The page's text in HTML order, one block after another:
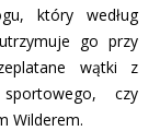
który według
go przy
wątki z
czy
Wilderem.